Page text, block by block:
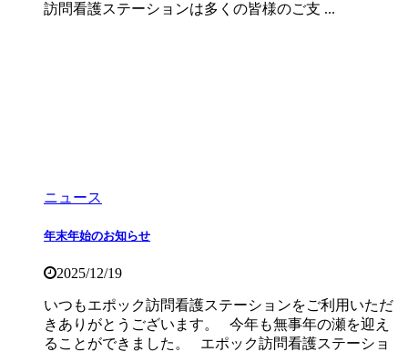
訪問看護ステーションは多くの皆様のご支 ...
ニュース
年末年始のお知らせ
2025/12/19
いつもエポック訪問看護ステーションをご利用いただ
きありがとうございます。 今年も無事年の瀬を迎え
ることができました。 エポック訪問看護ステーショ